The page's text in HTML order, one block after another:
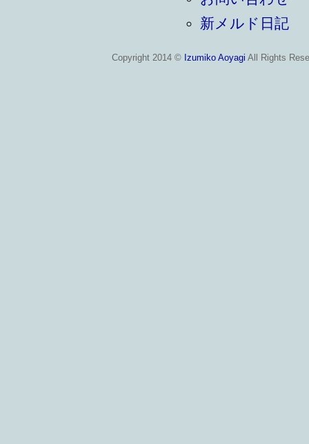
新メルド日記
Copyright 2014 © Izumiko Aoyagi All Rights